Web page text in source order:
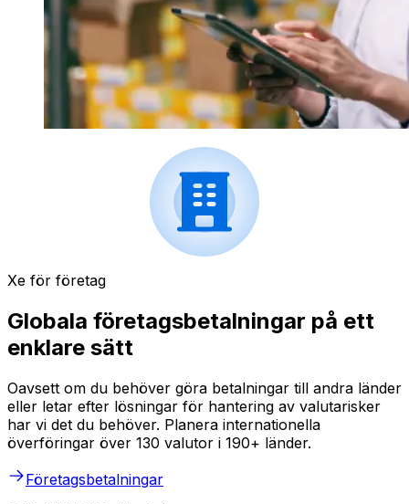
Xe för företag
Globala företagsbetalningar på ett
enklare sätt
Oavsett om du behöver göra betalningar till andra länder
eller letar efter lösningar för hantering av valutarisker
har vi det du behöver. Planera internationella
överföringar över 130 valutor i 190+ länder.
Företagsbetalningar